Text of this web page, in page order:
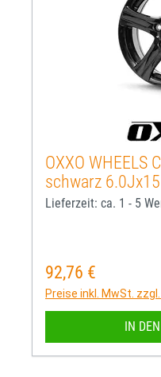
OXXO WHEELS
schwarz
Lieferzeit: ca. 1 - 5
Regulärer Preis:
92,76 €
Preise inkl. MwSt.
IN